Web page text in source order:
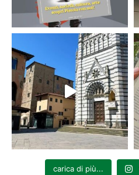
carica di più...